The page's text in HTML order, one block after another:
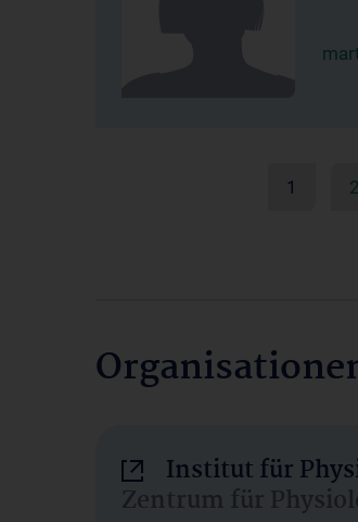
1 2
Institut für
Zentrum für